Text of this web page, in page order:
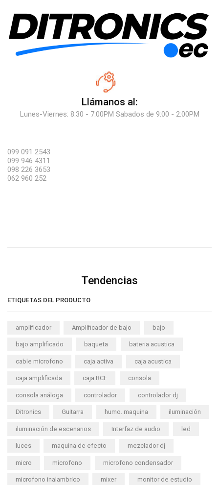
Llámanos al:
Lunes-Viernes: 8:30 - 7:00PM Sabados de 9:00 - 2:00PM
099 091 2543
099 946 4311
098 226 3653
062 960 252
Tendencias
ETIQUETAS DEL PRODUCTO
amplificador Amplificador de bajo bajo
bajo amplificado baqueta bateria acustica
cable microfono caja activa caja acustica
caja amplificada caja RCF consola
consola análoga controlador controlador dj
Ditronics Guitarra humo. maquina iluminación
iluminación de escenarios Interfaz de audio led
luces maquina de efecto mezclador dj
micro microfono microfono condensador
microfono inalambrico mixer monitor de estudio